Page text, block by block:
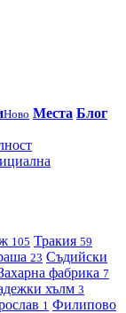
Ново Места Блог
105 Тракия 59
23 Съдийски
фабрика 7
хълм 3
1 Филипово